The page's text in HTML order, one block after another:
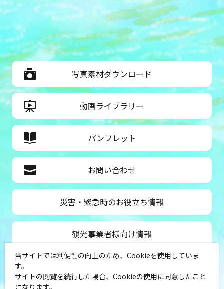
写真素材ダウンロード
動画ライブラリー
パンフレット
お問い合わせ
災害・緊急時のお役立ち情報
観光事業者様向け情報
公益社団法人神奈川県観光協会
〒231-8521
当サイトでは利便性の向上のため、Cookieを使用していま
す。
サイトの閲覧を続行した場合、Cookieの使用に同意したこと
になります。